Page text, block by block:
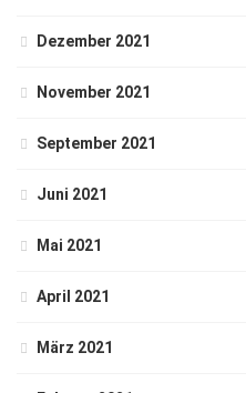
Dezember 2021
November 2021
September 2021
Juni 2021
Mai 2021
April 2021
März 2021